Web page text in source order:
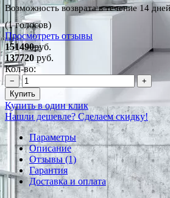
Возможность возврата в течение 14 дней
(1 голосов)
Просмотреть отзывы
151490руб.
137720 руб.
Кол-во:
−
+
Купить
Купить в один клик
Нашли дешевле? Сделаем скидку!
Параметры
Описание
Отзывы (1)
Гарантия
Доставка и оплата